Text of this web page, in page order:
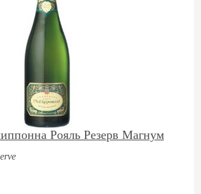
Рояль Резерв Магнум